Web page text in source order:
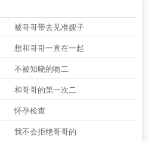
被哥哥带去见准嫂子
想和哥哥一直在一起
不被知晓的吻二
和哥哥的第一次二
怀孕检查
我不会拒绝哥哥的